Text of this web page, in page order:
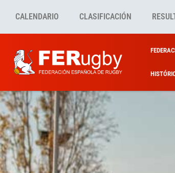
CALENDARIO CLASIFICACIÓN